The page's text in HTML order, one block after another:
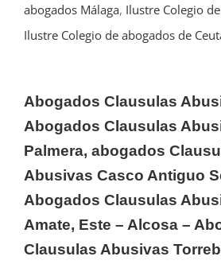
abogados Málaga, Ilustre Colegio
Ilustre Colegio de abogados de
Abogados Clausulas
Abogados Clausulas
Palmera, abogados
Abusivas Casco Antiguo
Abogados Clausulas
Amate, Este – Alcosa –
Clausulas Abusivas